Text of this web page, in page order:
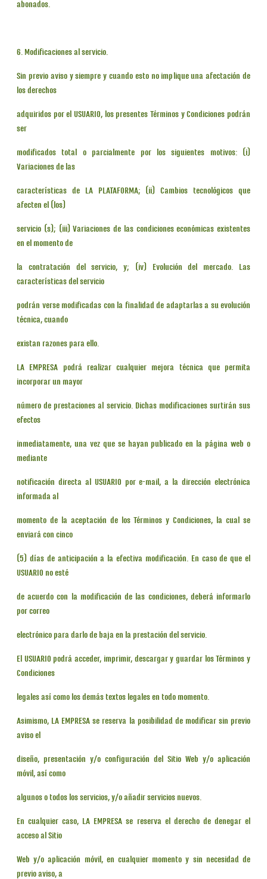
abonados.
6. Modificaciones al servicio.
Sin previo aviso y siempre y cuando esto no implique una afectación de
los derechos
adquiridos por el USUARIO, los presentes Términos y Condiciones podrán
ser
modificados total o parcialmente por los siguientes motivos: (i)
Variaciones de las
características de LA PLATAFORMA; (ii) Cambios tecnológicos que
afecten el (los)
servicio (s); (iii) Variaciones de las condiciones económicas existentes
en el momento de
la contratación del servicio, y; (iv) Evolución del mercado. Las
características del servicio
podrán verse modificadas con la finalidad de adaptarlas a su evolución
técnica, cuando
existan razones para ello.
LA EMPRESA podrá realizar cualquier mejora técnica que permita
incorporar un mayor
número de prestaciones al servicio. Dichas modificaciones surtirán sus
efectos
inmediatamente, una vez que se hayan publicado en la página web o
mediante
notificación directa al USUARIO por e-mail, a la dirección electrónica
informada al
momento de la aceptación de los Términos y Condiciones, la cual se
enviará con cinco
(5) días de anticipación a la efectiva modificación. En caso de que el
USUARIO no esté
de acuerdo con la modificación de las condiciones, deberá informarlo
por correo
electrónico para darlo de baja en la prestación del servicio.
El USUARIO podrá acceder, imprimir, descargar y guardar los Términos y
Condiciones
legales así como los demás textos legales en todo momento.
Asimismo, LA EMPRESA se reserva la posibilidad de modificar sin previo
aviso el
diseño, presentación y/o configuración del Sitio Web y/o aplicación
móvil, así como
algunos o todos los servicios, y/o añadir servicios nuevos.
En cualquier caso, LA EMPRESA se reserva el derecho de denegar el
acceso al Sitio
Web y/o aplicación móvil, en cualquier momento y sin necesidad de
previo aviso, a